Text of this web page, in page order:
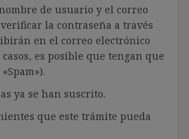
de usuario y el correo
la contraseña a través
en el correo electrónico
es posible que tengan que
ya se han suscrito.
que este trámite pueda